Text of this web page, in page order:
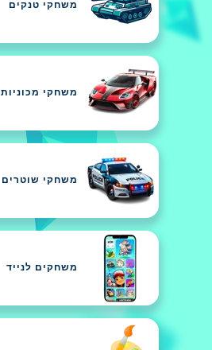
משחקי טנקים
משחקי מכוניות
משחקי שוטרים
משחקים לנייד